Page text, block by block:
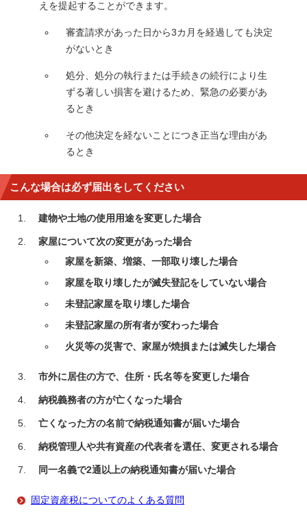
えを提起することができます。
審査請求があった日から3カ月を経過しても決定
がないとき
処分、処分の執行または手続きの続行により生
ずる著しい損害を避けるため、緊急の必要があ
るとき
その他決定を経ないことにつき正当な理由があ
るとき
こんな場合は必ず届出をしてください
建物や土地の使用用途を変更した場合
家屋について次の変更があった場合
家屋を新築、増築、一部取り壊した場合
家屋を取り壊したが滅失登記をしていない場合
未登記家屋を取り壊した場合
未登記家屋の所有者が変わった場合
火災等の災害で、家屋が焼損または滅失した場合
市外に居住の方で、住所・氏名等を変更した場合
納税義務者の方が亡くなった場合
亡くなった方の名前で納税通知書が届いた場合
納税管理人や共有資産の代表者を選任、変更される場合
同一名義で2通以上の納税通知書が届いた場合
固定資産税についてのよくある質問